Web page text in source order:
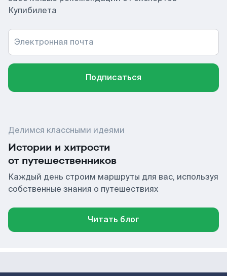
Купибилета
Электронная почта
Подписаться
Делимся классными идеями
Истории и хитрости
от путешественников
Каждый день строим маршруты для вас, используя
собственные знания о путешествиях
Читать блог